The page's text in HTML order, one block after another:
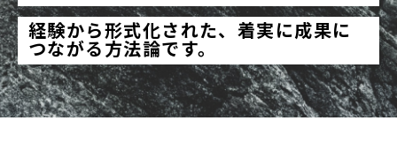
経験から形式化された、着実に成果に
つながる方法論です。